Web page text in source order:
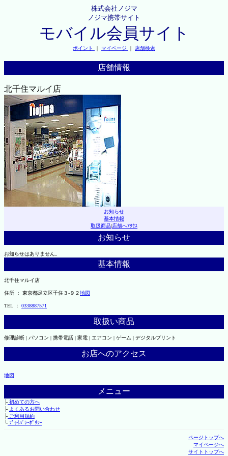
株式会社ノジマ
ノジマ携帯サイト
モバイル会員サイト
ポイント ｜ マイページ ｜ 店舗検索
店舗情報
北千住マルイ店
お知らせ
基本情報
取扱商品|店舗へｱｸｾｽ
お知らせ
お知らせはありません。
基本情報
北千住マルイ店
住所 ： 東京都足立区千住３-９２地図
TEL ： 0338887571
取扱い商品
修理診断 | パソコン | 携帯電話 | 家電 | エアコン | ゲーム | デジタルプリント
お店へのアクセス
地図
メニュー
├初めての方へ
├ よくあるお問い合わせ
├ご利用規約
└ﾌﾟﾗｲﾊﾞｼｰﾎﾟﾘｼｰ
ページトップへ
マイページへ
サイトトップへ